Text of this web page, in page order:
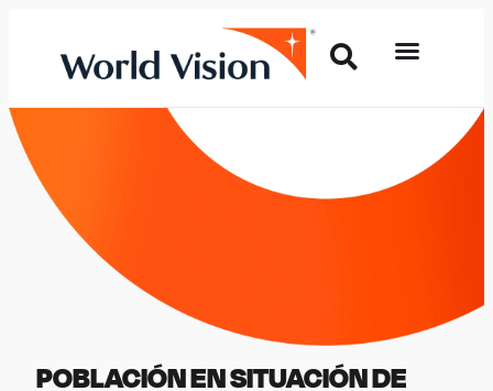
POBLACIÓN EN SITUACIÓN DE